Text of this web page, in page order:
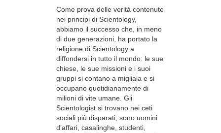
Come prova delle verità contenute
nei principi di Scientology,
abbiamo il successo che, in meno
di due generazioni, ha portato la
religione di Scientology a
diffondersi in tutto il mondo: le sue
chiese, le sue missioni e i suoi
gruppi si contano a migliaia e si
occupano quotidianamente di
milioni di vite umane. Gli
Scientologist si trovano nei ceti
sociali più disparati, sono uomini
d’affari, casalinghe, studenti,